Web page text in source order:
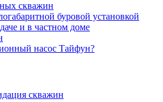
скважин
буровой установкой
и в частном доме
насос Тайфун?
скважин